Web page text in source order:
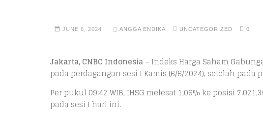
JUNE 6, 2024 ANGGA ENDIKA UNCATEGORIZED 0
Jakarta, CNBC Indonesia– Indeks Harga Saham
pada perdagangan sesi I Kamis (6/6/2024), setelah
Per pukul 09:42 WIB, IHSG melesat 1,06% ke posisi
pada sesi I hari ini.